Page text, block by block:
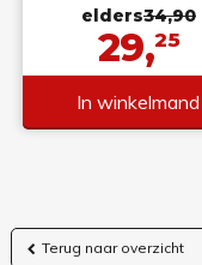
elders34,90
29,25
In winkelmand
Terug naar overzicht